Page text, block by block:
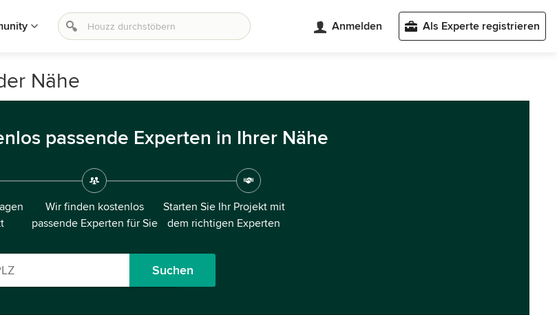
Anmelden Als Experte registrieren
Nähe
passende Experten in Ihrer Nähe
Wir finden kostenlos
passende Experten für Sie
Starten Sie Ihr Projekt mit
dem richtigen Experten
Suchen